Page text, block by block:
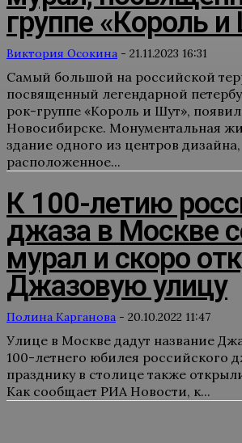
группе «Король
Виктория Осокина - 21.11.2023 16:31
Самый большой на российской
посвященный легендарной
рок-группе «Король и Шут»,
Новосибирске. Монументальная
здание одного из центров дизайна,
расположенное...
К 100-летию
джаза в Москве
мурал и скоро
Джазовую улицу
Полина Карганова - 20.10.2022 11:47
Улице в Москве дадут название
100-летнего юбилея российского
празднику в столице также
Как сообщает РИА Новости, к...